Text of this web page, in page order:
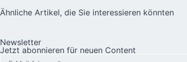
Ähnliche Artikel, die Sie interessieren könnten
Newsletter
Jetzt abonnieren für neuen Content